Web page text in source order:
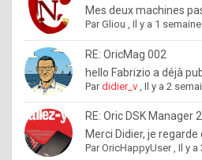
b
y
o
l
e
x
Mes deux machines
ParGliou ,Il y a 1 semaine
RE: OricMag 002
hello Fabrizio a déjà
Pardidier_v ,Il y a 2
RE: Oric DSK Manager
Merci Didier, je regarde
ParOricHappyUser,Il y a